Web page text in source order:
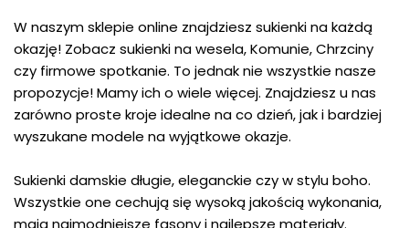
W naszym sklepie online znajdziesz sukienki na każdą
okazję! Zobacz sukienki na wesela, Komunie, Chrzciny
czy firmowe spotkanie. To jednak nie wszystkie nasze
propozycje! Mamy ich o wiele więcej. Znajdziesz u nas
zarówno proste kroje idealne na co dzień, jak i bardziej
wyszukane modele na wyjątkowe okazje.
Sukienki damskie długie, eleganckie czy w stylu boho.
Wszystkie one cechują się wysoką jakością wykonania,
mają najmodniejsze fasony i najlepsze materiały.